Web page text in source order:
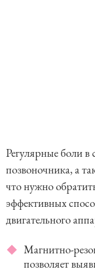
Регулярные боли в
позвоночника, а
что нужно
эффективных
двигательного
Магнитно-
позволяет